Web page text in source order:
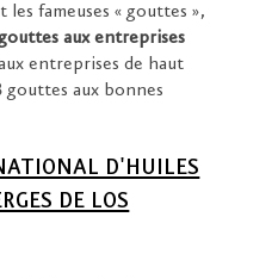
fameuses « gouttes »,
aux entreprises
entreprises de haut
gouttes aux bonnes
D'HUILES
DE LOS